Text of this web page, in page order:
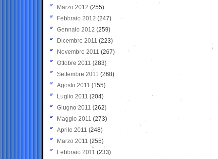
Marzo 2012 (255)
Febbraio 2012 (247)
Gennaio 2012 (259)
Dicembre 2011 (223)
Novembre 2011 (267)
Ottobre 2011 (283)
Settembre 2011 (268)
Agosto 2011 (155)
Luglio 2011 (204)
Giugno 2011 (262)
Maggio 2011 (273)
Aprile 2011 (248)
Marzo 2011 (255)
Febbraio 2011 (233)